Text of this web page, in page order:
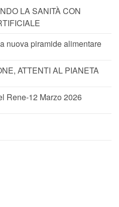
LA SANITÀ CON
nuova piramide alimentare
ATTENTI AL PIANETA
Rene-12 Marzo 2026